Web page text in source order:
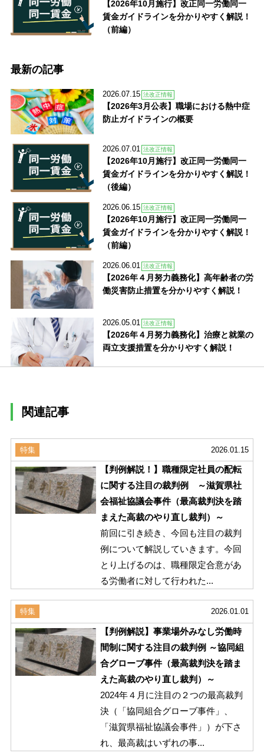
【2026年10月施行】改正同一労働同一
賃金ガイドラインを分かりやすく解説！
（前編）
最新の記事
2026.07.15 法改正情報
【2026年3月公表】職場における熱中症
防止ガイドラインの概要
2026.07.01 法改正情報
【2026年10月施行】改正同一労働同一
賃金ガイドラインを分かりやすく解説！
（後編）
2026.06.15 法改正情報
【2026年10月施行】改正同一労働同一
賃金ガイドラインを分かりやすく解説！
（前編）
2026.06.01 法改正情報
【2026年４月努力義務化】高年齢者の労
働災害防止措置を分かりやすく解説！
2026.05.01 法改正情報
【2026年４月努力義務化】治療と就業の
両立支援措置を分かりやすく解説！
関連記事
特集 2026.01.15
【判例解説！】職種限定社員の配転
に関する注目の裁判例 ～滋賀県社
会福祉協議会事件（最高裁判決を踏
まえた高裁のやり直し裁判）～
前回に引き続き、今回も注目の裁判
例について解説していきます。今回
とり上げるのは、職種限定合意があ
る労働者に対して行われた...
特集 2026.01.01
【判例解説】事業場外みなし労働時
間制に関する注目の裁判例 ～協同組
合グローブ事件（最高裁判決を踏ま
えた高裁のやり直し裁判）～
2024年４月に注目の２つの最高裁判
決（「協同組合グローブ事件」、
「滋賀県福祉協議会事件」）が下さ
れ、最高裁はいずれの事...